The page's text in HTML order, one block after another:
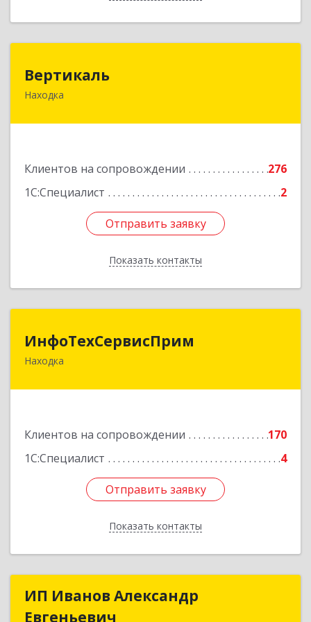
Вертикаль
Находка
Клиентов на сопровождении
276
1С:Специалист
2
Отправить заявку
Показать контакты
Отправить заявку
Назад
ИнфоТехСервисПрим
Находка
Клиентов на сопровождении
170
1С:Специалист
4
Отправить заявку
Показать контакты
Отправить заявку
Назад
ИП Иванов Александр
Евгеньевич
ИП Иванов Александр